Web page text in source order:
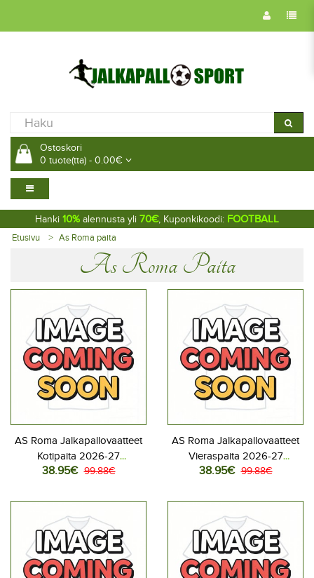
Ostoskori
0 tuote(tta) - 0.00€
Hanki 10% alennusta yli 70€, Kuponkikoodi: FOOTBALL
Etusivu As Roma paita
As Roma Paita
AS Roma Jalkapallovaatteet
Kotipaita 2026-27
Lyhythihainen
38.95€ 99.88€
AS Roma Jalkapallovaatteet
Vieraspaita 2026-27
Lyhythihainen
38.95€ 99.88€